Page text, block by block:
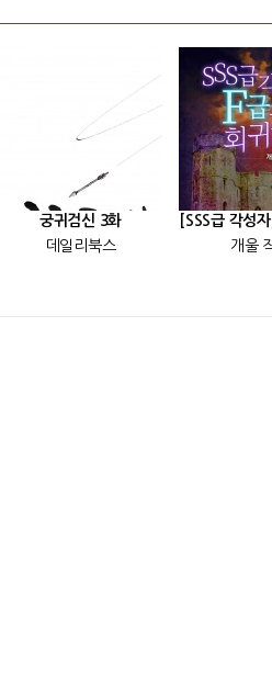
궁귀검신 3화
데일리북스
개울